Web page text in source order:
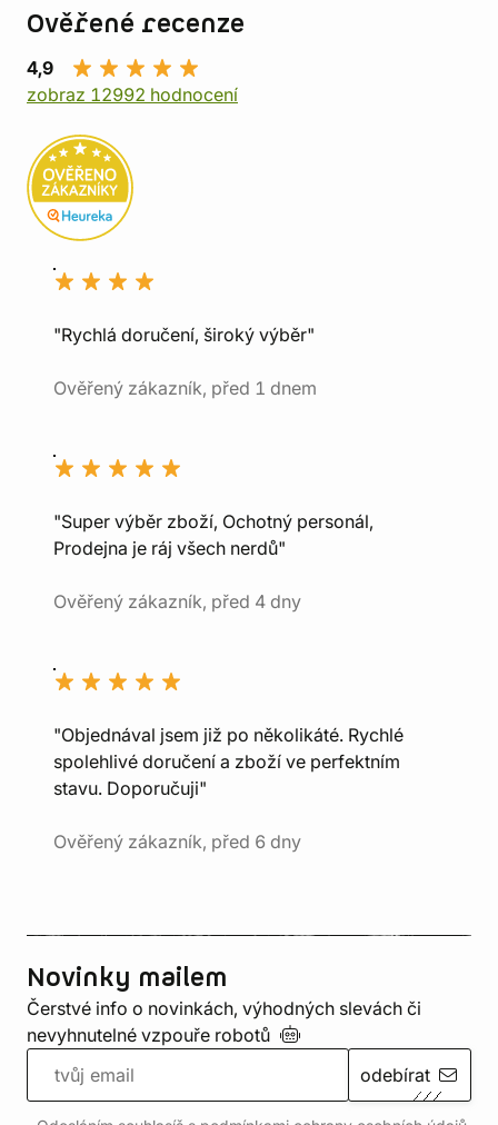
Ověřené recenze
4,9
zobraz 12992 hodnocení
"Rychlá doručení, široký výběr"
Ověřený zákazník, před 1 dnem
"Super výběr zboží, Ochotný personál,
Prodejna je ráj všech nerdů"
Ověřený zákazník, před 4 dny
"Objednával jsem již po několikáté. Rychlé
spolehlivé doručení a zboží ve perfektním
stavu. Doporučuji"
Ověřený zákazník, před 6 dny
Novinky mailem
Čerstvé info o novinkách, výhodných slevách či
nevyhnutelné vzpouře robotů
odebírat